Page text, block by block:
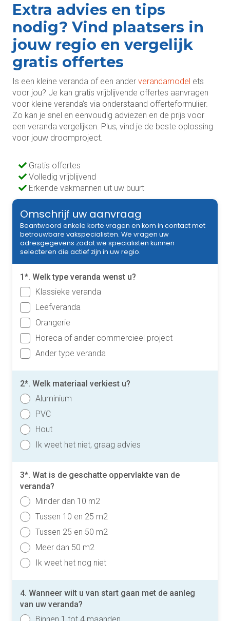
Extra advies en tips
nodig? Vind plaatsers in
jouw regio en vergelijk
gratis offertes
Is een kleine veranda of een ander verandamodel ets
voor jou? Je kan gratis vrijblijvende offertes aanvragen
voor kleine veranda’s via onderstaand offerteformulier.
Zo kan je snel en eenvoudig adviezen en de prijs voor
een veranda vergelijken. Plus, vind je de beste oplossing
voor jouw droomproject.
Gratis offertes
Volledig vrijblijvend
Erkende vakmannen uit uw buurt
Omschrijf uw aanvraag
Beantwoord enkele korte vragen en kom in contact met
betrouwbare vakspecialisten. We vragen uw
adresgegevens zodat we specialisten kunnen
selecteren die actief zijn in uw regio.
1*. Welk type veranda wenst u?
Klassieke veranda
Leefveranda
Orangerie
Horeca of ander commercieel project
Ander type veranda
2*. Welk materiaal verkiest u?
Aluminium
PVC
Hout
Ik weet het niet, graag advies
3*. Wat is de geschatte oppervlakte van de
veranda?
Minder dan 10 m2
Tussen 10 en 25 m2
Tussen 25 en 50 m2
Meer dan 50 m2
Ik weet het nog niet
4. Wanneer wilt u van start gaan met de aanleg
van uw veranda?